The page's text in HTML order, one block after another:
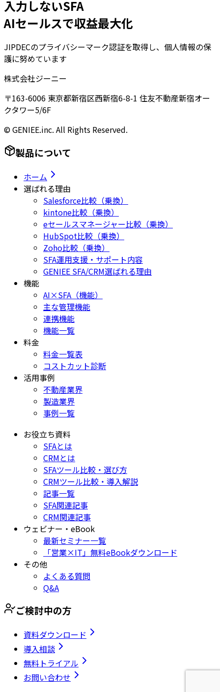
入力しないSFA
AIセールスで収益最大化
JIPDECのプライバシーマーク認証を取得し、個人情報の保
護に努めています
株式会社ジーニー
〒163-6006 東京都新宿区西新宿6-8-1 住友不動産新宿オー
クタワー5/6F
© GENIEE.inc. All Rights Reserved.
製品について
ホーム
選ばれる理由
Salesforce比較（乗換）
kintone比較（乗換）
eセールスマネージャー比較（乗換）
HubSpot比較（乗換）
Zoho比較（乗換）
SFA運用支援・サポート内容
GENIEE SFA/CRM選ばれる理由
機能
AI×SFA（機能）
主な管理機能
連携機能
機能一覧
料金
料金一覧表
コストカット診断
活用事例
不動産業界
製造業界
事例一覧
お役立ち資料
SFAとは
CRMとは
SFAツール比較・選び方
CRMツール比較・導入解説
記事一覧
SFA関連記事
CRM関連記事
ウェビナー・eBook
最新セミナー一覧
「営業×IT」無料eBookダウンロード
その他
よくある質問
Q&A
ご検討中の方
資料ダウンロード
導入相談
無料トライアル
お問い合わせ